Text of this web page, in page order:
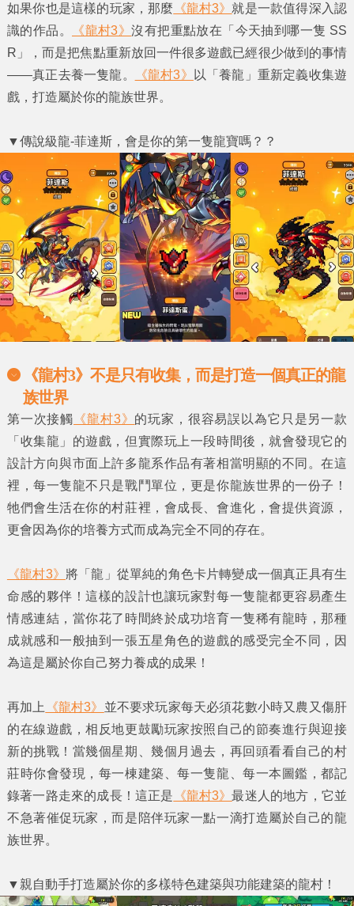
如果你也是這樣的玩家，那麼 《龍村3》 就是一款值得深入認
識的作品。
《龍村3》沒有把重點放在「今天抽到哪一隻 SS
R」，而是把焦點重新放回一件很多遊戲已經很少做到的事情
——真正去養一隻龍。
《龍村3》
以「養龍」重新定義收集遊
戲，打造屬於你的龍族世界。
▼傳說級龍-菲達斯，會是你的第一隻龍寶嗎？？
《龍村3》不是只有收集，而是打造一個真正的龍
族世界
第一次接觸 《龍村3》 的玩家，很容易誤以為它只是另一款
「收集龍」的遊戲，但實際玩上一段時間後，就會發現它的
設計方向與市面上許多龍系作品有著相當明顯的不同。在這
裡，每一隻龍不只是戰鬥單位，更是你龍族世界的一份子！
牠們會生活在你的村莊裡，會成長、會進化，會提供資源，
更會因為你的培養方式而成為完全不同的存在。
《龍村3》 將「龍」從單純的角色卡片轉變成一個真正具有生
命感的夥伴！這樣的設計也讓玩家對每一隻龍都更容易產生
情感連結，當你花了時間終於成功培育一隻稀有龍時，那種
成就感和一般抽到一張五星角色的遊戲的感受完全不同，因
為這是屬於你自己努力養成的成果！
再加上 《龍村3》 並不要求玩家每天必須花數小時又農又傷肝
的在線遊戲，相反地更鼓勵玩家按照自己的節奏進行與迎接
新的挑戰！當幾個星期、幾個月過去，再回頭看看自己的村
莊時你會發現，每一棟建築、每一隻龍、每一本圖鑑，都記
錄著一路走來的成長！這正是 《龍村3》最迷人的地方，它並
不急著催促玩家，而是陪伴玩家一點一滴打造屬於自己的龍
族世界。
▼ 親自動手打造屬於你的多樣特色建築與功能建築的龍村！